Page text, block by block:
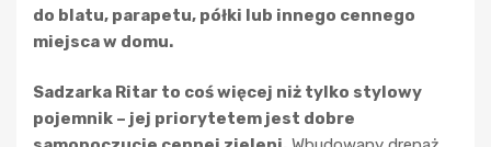
do blatu, parapetu, półki lub innego cennego
miejsca w domu.
Sadzarka Ritar to coś więcej niż tylko stylowy
pojemnik – jej priorytetem jest dobre